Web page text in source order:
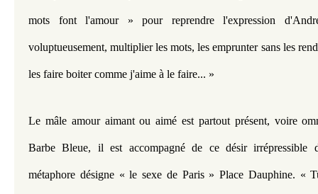
mots font l'amour » pour reprendre l'expression
voluptueusement, multiplier les mots, les emprunter sans les
les faire boiter comme j'aime à le faire... »
Le mâle amour aimant ou aimé est partout présent, voire
Barbe Bleue, il est accompagné de ce désir irrépressible
métaphore désigne « le sexe de Paris » Place Dauphine. «